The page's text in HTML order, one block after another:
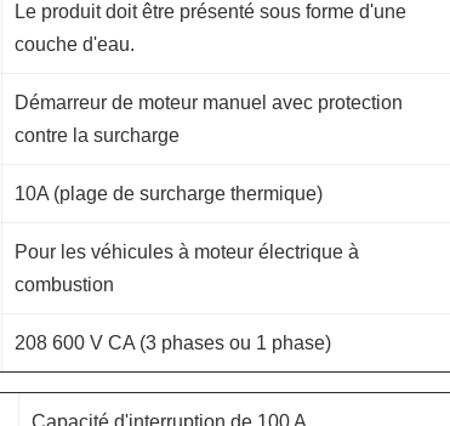
Le produit doit être présenté sous forme d'une
couche d'eau.
Démarreur de moteur manuel avec protection
contre la surcharge
10A (plage de surcharge thermique)
Pour les véhicules à moteur électrique à
combustion
208 600 V CA (3 phases ou 1 phase)
Capacité d'interruption de 100 A